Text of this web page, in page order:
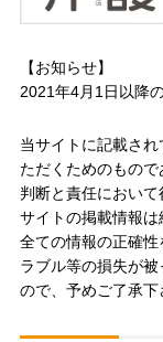
【お知らせ】
2021年4月1日以降
当サイトに記載さ
ただくためのもの
判断と責任におい
サイトの掲載情報
全ての情報の正確
ラブル等の損失が
ので、予めご了承下